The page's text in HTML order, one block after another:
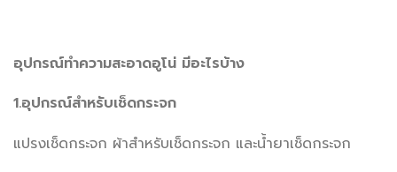
อุปกรณ์ทำความสะอาดอูโน่ มีอะไรบ้าง
1.อุปกรณ์สำหรับเช็ดกระจก
แปรงเช็ดกระจก ผ้าสำหรับเช็ดกระจก และน้ำยาเช็ดกระจก